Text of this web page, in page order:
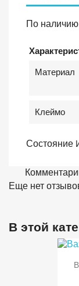
По наличию
Материал
Клеймо
Состояние
Еще нет
В этой